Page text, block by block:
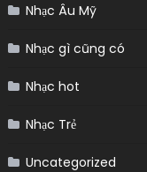
Nhạc Âu Mỹ
Nhạc gì cũng có
Nhạc hot
Nhạc Trẻ
Uncategorized